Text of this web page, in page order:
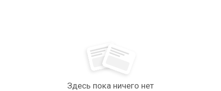
Здесь пока ничего нет